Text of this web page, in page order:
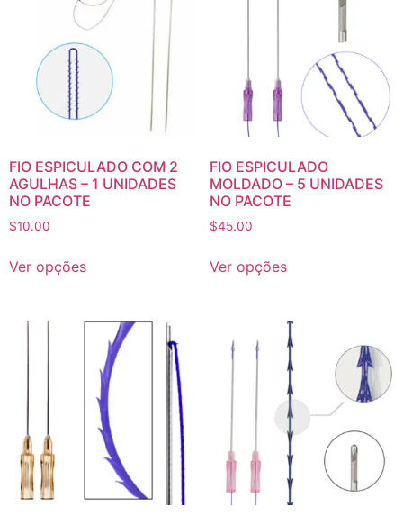
FIO ESPICULADO COM 2
AGULHAS – 1 UNIDADES
NO PACOTE
$10.00
Ver opções
FIO ESPICULADO
MOLDADO – 5 UNIDADES
NO PACOTE
$45.00
Ver opções